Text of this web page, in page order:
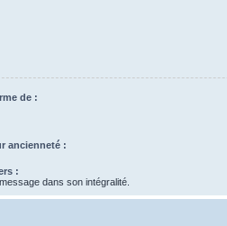
de :
ancienneté :
:
dans son intégralité.